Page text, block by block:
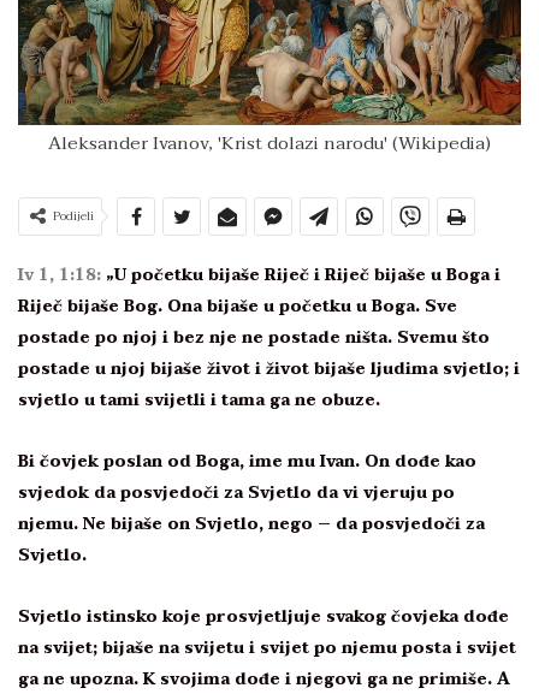
Aleksander Ivanov, 'Krist dolazi narodu' (Wikipedia)
Podijeli
Iv 1, 1:18: „U početku bijaše Riječ i Riječ bijaše u Boga i
Riječ bijaše Bog. Ona bijaše u početku u Boga. Sve
postade po njoj i bez nje ne postade ništa. Svemu što
postade u njoj bijaše život i život bijaše ljudima svjetlo; i
svjetlo u tami svijetli i tama ga ne obuze.
Bi čovjek poslan od Boga, ime mu Ivan. On dođe kao
svjedok da posvjedoči za Svjetlo da vi vjeruju po
njemu. Ne bijaše on Svjetlo, nego – da posvjedoči za
Svjetlo.
Svjetlo istinsko koje prosvjetljuje svakog čovjeka dođe
na svijet; bijaše na svijetu i svijet po njemu posta i svijet
ga ne upozna. K svojima dođe i njegovi ga ne primiše. A